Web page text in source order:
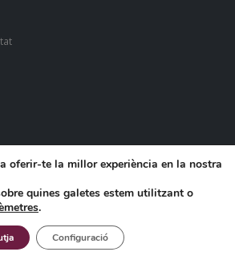
- Web:Infoactiva't
oferir-te la millor experiència en la nostra
quines galetes estem utilitzant o
.
Configuració